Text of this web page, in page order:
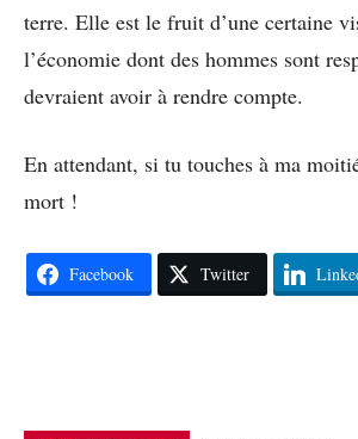
terre. Elle est le fruit d’une certaine
l’économie dont des hommes sont
devraient avoir à rendre compte.
En attendant, si tu touches à ma
mort !
Facebook Twitter